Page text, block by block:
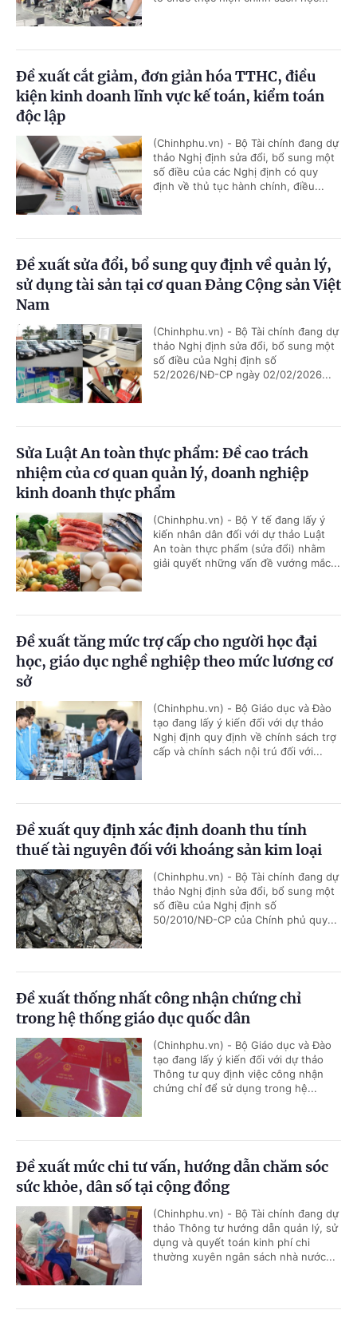
Đề xuất cắt giảm, đơn giản hóa TTHC, điều
kiện kinh doanh lĩnh vực kế toán, kiểm toán
độc lập
(Chinhphu.vn) - Bộ Tài chính đang dự
thảo Nghị định sửa đổi, bổ sung một
số điều của các Nghị định có quy
định về thủ tục hành chính, điều...
Đề xuất sửa đổi, bổ sung quy định về quản lý,
sử dụng tài sản tại cơ quan Đảng Cộng sản Việt
Nam
(Chinhphu.vn) - Bộ Tài chính đang dự
thảo Nghị định sửa đổi, bổ sung một
số điều của Nghị định số
52/2026/NĐ-CP ngày 02/02/2026...
Sửa Luật An toàn thực phẩm: Đề cao trách
nhiệm của cơ quan quản lý, doanh nghiệp
kinh doanh thực phẩm
(Chinhphu.vn) - Bộ Y tế đang lấy ý
kiến nhân dân đối với dự thảo Luật
An toàn thực phẩm (sửa đổi) nhằm
giải quyết những vấn đề vướng mắc...
Đề xuất tăng mức trợ cấp cho người học đại
học, giáo dục nghề nghiệp theo mức lương cơ
sở
(Chinhphu.vn) - Bộ Giáo dục và Đào
tạo đang lấy ý kiến đối với dự thảo
Nghị định quy định về chính sách trợ
cấp và chính sách nội trú đối với...
Đề xuất quy định xác định doanh thu tính
thuế tài nguyên đối với khoáng sản kim loại
(Chinhphu.vn) - Bộ Tài chính đang dự
thảo Nghị định sửa đổi, bổ sung một
số điều của Nghị định số
50/2010/NĐ-CP của Chính phủ quy...
Đề xuất thống nhất công nhận chứng chỉ
trong hệ thống giáo dục quốc dân
(Chinhphu.vn) - Bộ Giáo dục và Đào
tạo đang lấy ý kiến đối với dự thảo
Thông tư quy định việc công nhận
chứng chỉ để sử dụng trong hệ...
Đề xuất mức chi tư vấn, hướng dẫn chăm sóc
sức khỏe, dân số tại cộng đồng
(Chinhphu.vn) - Bộ Tài chính đang dự
thảo Thông tư hướng dẫn quản lý, sử
dụng và quyết toán kinh phí chi
thường xuyên ngân sách nhà nước...